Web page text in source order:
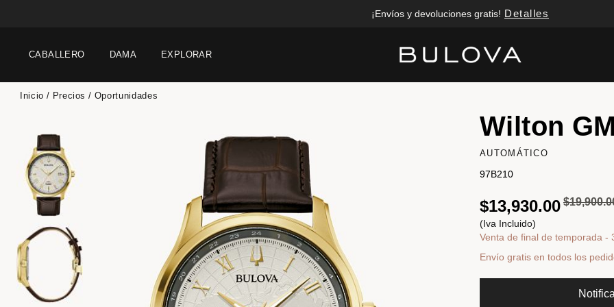
¡Envíos y devoluciones gratis! Detalles
CABALLERO DAMA EXPLORAR
Inicio Precios Oportunidades
Wilton
AUTOMÁTICO
97B210
Precio
$13,930.00
(Iva Incluido)
Venta de final de temporada -
Envío gratis en todos los
Added to Manage Wishlist